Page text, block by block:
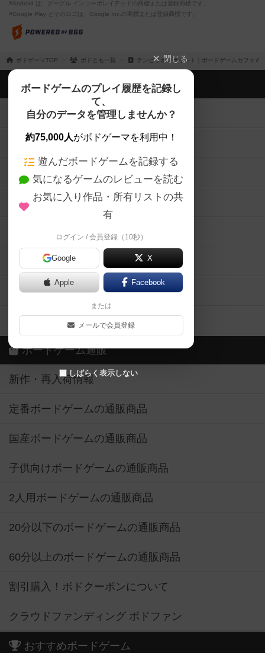
※Android は、グーグル インコーポレイテッドの商標または登録商標です。
※Google Play とそのロゴは、Google Inc.の商標または登録商標です。
ボドゲーマTOP ボドとも一覧 テンビリオンポイント｜ボードゲームカフェ
閉じる
ボードゲームのプレイ履歴を記録し
て、
自分のデータを管理しませんか？
約75,000人がボドゲーマを利用中！
遊んだボードゲームを記録する
気になるゲームのレビューを読む
お気に入り作品・所有リストの共
有
ログイン / 会員登録（10秒）
Google X
Apple Facebook
または
メールで会員登録
しばらく表示しない
ボドゲーマTOP
ボードゲームを検索する
ボードゲームの新着レビュー
ボードゲーム会情報
メカニクス特集
掲示板・トピックス
ボドとも・会員一覧
ボードゲーム業界コラム
ボドゲーマご利用案内
ボードゲーム通販
新作・再入荷情報
定番ボードゲームの通販商品
国産ボードゲームの通販商品
子供向けボードゲームの通販商品
2人用ボードゲームの通販商品
20分以下のボードゲームの通販商品
60分以上のボードゲームの通販商品
割引購入！ボドクーポンについて
クラウドファンディング ボドファン
おすすめボードゲーム